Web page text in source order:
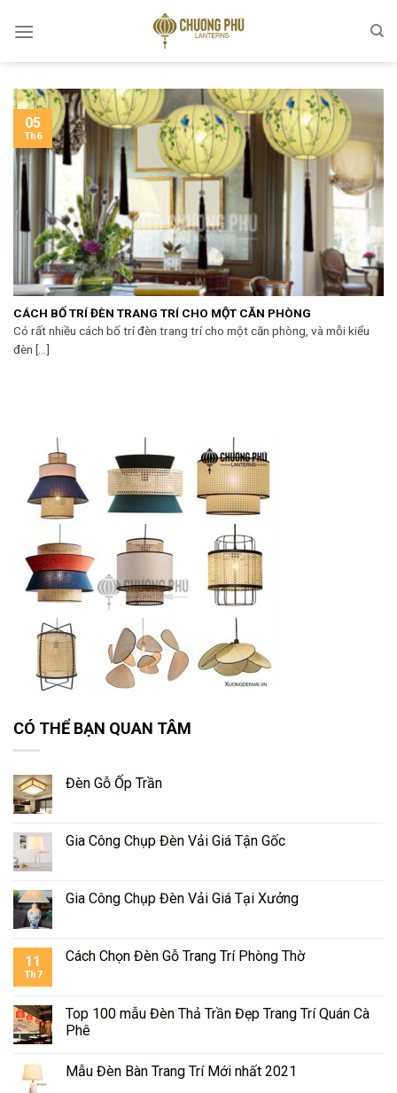
CÁCH BỐ TRÍ ĐÈN TRANG TRÍ CHO MỘT CĂN PHÒNG
Có rất nhiều cách bố trí đèn trang trí cho một căn phòng, và mỗi kiểu
đèn [...]
05
Th6
CÓ THỂ BẠN QUAN TÂM
Đèn Gỗ Ốp Trần
Gia Công Chụp Đèn Vải Giá Tận Gốc
Gia Công Chụp Đèn Vải Giá Tại Xưởng
11
Th7
Cách Chọn Đèn Gỗ Trang Trí Phòng Thờ
Top 100 mẫu Đèn Thả Trần Đẹp Trang Trí Quán Cà
Phê
Mẫu Đèn Bàn Trang Trí Mới nhất 2021